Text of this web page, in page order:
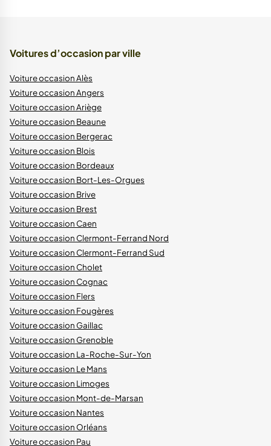
Voitures d’occasion par ville
Voiture occasion Alès
Voiture occasion Angers
Voiture occasion Ariège
Voiture occasion Beaune
Voiture occasion Bergerac
Voiture occasion Blois
Voiture occasion Bordeaux
Voiture occasion Bort-Les-Orgues
Voiture occasion Brive
Voiture occasion Brest
Voiture occasion Caen
Voiture occasion Clermont-Ferrand Nord
Voiture occasion Clermont-Ferrand Sud
Voiture occasion Cholet
Voiture occasion Cognac
Voiture occasion Flers
Voiture occasion Fougères
Voiture occasion Gaillac
Voiture occasion Grenoble
Voiture occasion La-Roche-Sur-Yon
Voiture occasion Le Mans
Voiture occasion Limoges
Voiture occasion Mont-de-Marsan
Voiture occasion Nantes
Voiture occasion Orléans
Voiture occasion Pau